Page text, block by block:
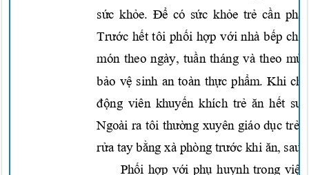
sức khỏe. Đểcó sức khỏe trẻ cần
Trước hếttôiphối hợp vớinhàbếp
món theo ngày,tuầntháng và theo
bảo vệ sinh an toàn thực phẩm.Khi
động viên khuyếnkhích trẻ ăn hết
Ngoài ra tôi thường xuyên giáodục trẻ
rửataybằngxà phòngtrướckhiăn, sau
Phối hợp với phụhuynh trong